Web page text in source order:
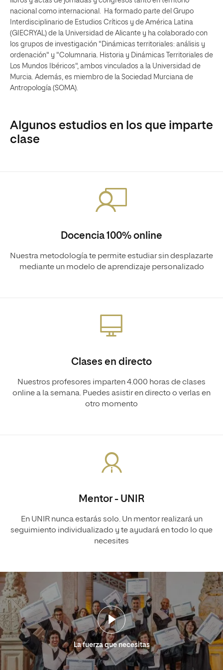
nacional como internacional. Ha formado parte del Grupo
Interdisciplinario de Estudios Críticos y de América Latina
(GIECRYAL) de la Universidad de Alicante y ha colaborado con
los grupos de investigación "Dinámicas territoriales: análisis y
ordenación" y "Columnaria. Historia y Dinámicas Territoriales de
Los Mundos Ibéricos", ambos vinculados a la Universidad de
Murcia. Además, es miembro de la Sociedad Murciana de
Antropología (SOMA).
Algunos estudios en los que imparte
clase
Docencia 100% online
Nuestra metodología te permite estudiar sin desplazarte
mediante un modelo de aprendizaje personalizado
Clases en directo
Nuestros profesores imparten 4.000 horas de clases
online a la semana. Puedes asistir en directo o verlas en
otro momento
Mentor - UNIR
En UNIR nunca estarás solo. Un mentor realizará un
seguimiento individualizado y te ayudará en todo lo que
necesites
La fuerza que necesitas